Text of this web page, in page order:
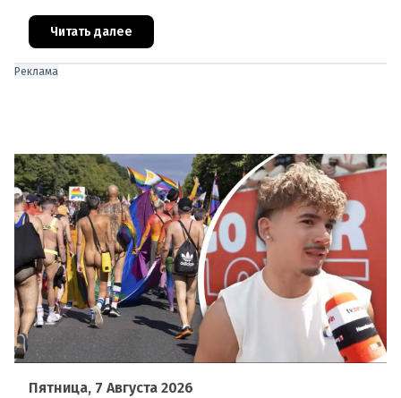
сокращение численности населения
европейского происхождения. «Часы замен
Читать далее
Реклама
Пятница, 7 Августа 2026